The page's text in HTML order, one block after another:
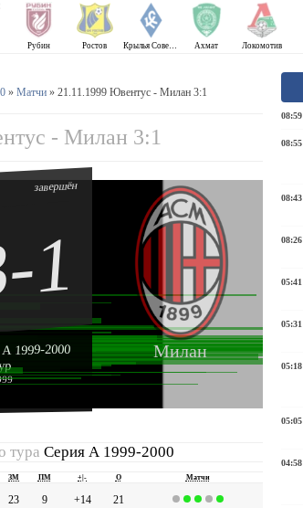
Рубин Ростов Крылья Советов Ахмат Локомотив
» Матчи» 21.11.1999 Ювентус - Милан 3:1
- Милан 3:1
Милан
завершён
1
1999-2000
тура Серия А 1999-2000
ЗМ ПМ +|- О Матчи
23 9 +14 21
08:59
08:55
08:43
08:26
05:41
05:31
05:18
05:05
04:58